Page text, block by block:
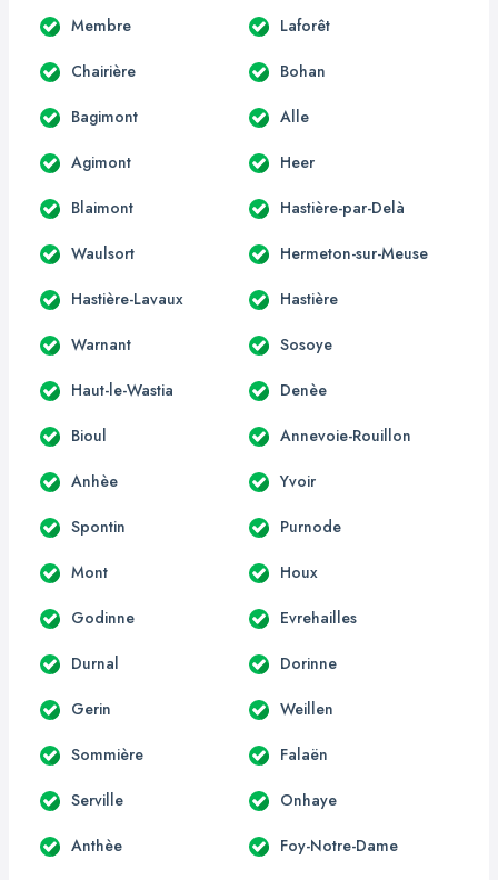
Membre Laforêt
Chairière Bohan
Bagimont Alle
Agimont Heer
Blaimont Hastière-par-Delà
Waulsort Hermeton-sur-Meuse
Hastière-Lavaux Hastière
Warnant Sosoye
Haut-le-Wastia Denèe
Bioul Annevoie-Rouillon
Anhèe Yvoir
Spontin Purnode
Mont Houx
Godinne Evrehailles
Durnal Dorinne
Gerin Weillen
Sommière Falaën
Serville Onhaye
Anthèe Foy-Notre-Dame